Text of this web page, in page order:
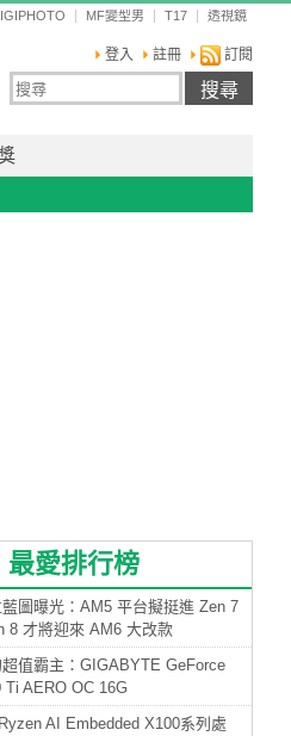
MF變型男 T17 透視鏡
登入 註冊 訂閱
最愛排行榜
圖曝光：AM5 平台擬挺進 Zen 7
8 才將迎來 AM6 大改款
值霸主：GIGABYTE GeForce
Ti AERO OC 16G
AI Embedded X100系列處